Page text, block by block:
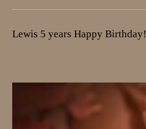
Lewis 5 years Happy Birthday!